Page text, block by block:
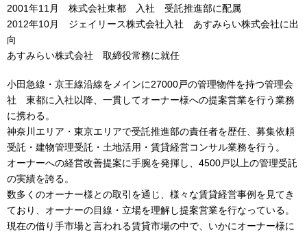
2001年11月 株式会社東都 入社 受託推進部に配属
2012年10月 ジェイリース株式会社入社 あすみらい株式会社に出
向
あすみらい株式会社 取締役常務に就任
小田急線・京王線沿線をメインに27000戸の管理物件を持つ管理会
社 東都に入社以降、一貫してオーナー様への提案営業を行う業務
に携わる。
神奈川エリア・東京エリアで受託推進部の責任者を歴任、募集依頼
受託・建物管理受託・土地活用・賃貸経営コンサル業務を行う。
オーナーへの経営改善提案に手腕を発揮し、4500戸以上の管理受託
の実績を誇る。
数多くのオーナー様との取引を通じ、様々な賃貸経営事例を見てき
ており、オーナーの目線・立場を理解し提案営業を行なっている。
現在の借り手市場と言われる賃貸市場の中で、いかにオーナー様に